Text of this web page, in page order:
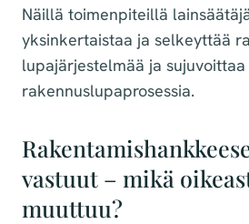
Näillä toimenpiteillä
yksinkertaistaa ja selkeyttää
lupajärjestelmää ja sujuvoittaa
rakennuslupaprosessia.
vastuut – mikä
muuttuu?